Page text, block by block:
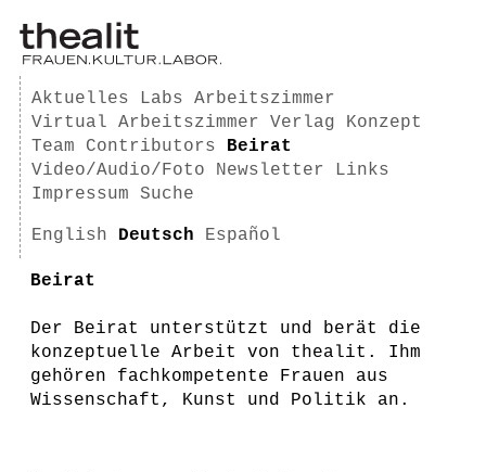
Aktuelles Labs
Arbeitszimmer
Virtual Arbeitszimmer
Verlag
Konzept
Team
Contributors
Beirat
Video/Audio/Foto
Newsletter
Links
Impressum
Suche
English Deutsch Español
Beirat
Der Beirat unterstützt und berät die
konzeptuelle Arbeit von thealit. Ihm
gehören fachkompetente Frauen aus
Wissenschaft, Kunst und Politik an.